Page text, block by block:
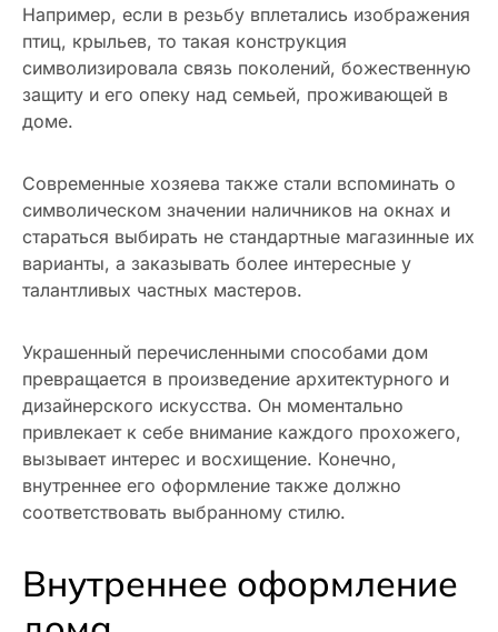
Например, если в резьбу вплетались изображения
птиц, крыльев, то такая конструкция
символизировала связь поколений, божественную
защиту и его опеку над семьей, проживающей в
доме.
Современные хозяева также стали вспоминать о
символическом значении наличников на окнах и
стараться выбирать не стандартные магазинные их
варианты, а заказывать более интересные у
талантливых частных мастеров.
Украшенный перечисленными способами дом
превращается в произведение архитектурного и
дизайнерского искусства. Он моментально
привлекает к себе внимание каждого прохожего,
вызывает интерес и восхищение. Конечно,
внутреннее его оформление также должно
соответствовать выбранному стилю.
Внутреннее оформление